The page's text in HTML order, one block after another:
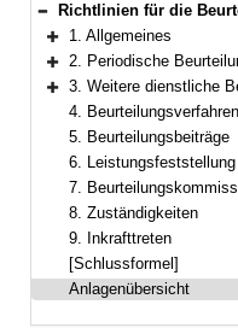
Bereich reduzieren
Richtlinien für die Beurteilung und die Leistungsfeststellung der Beamtinnen
Bereich erweitern
1. Allgemeines
Bereich erweitern
2. Periodische
Bereich erweitern
3. Weitere dienstliche
4. Beurteilungsverfahren
5. Beurteilungsbeiträge
6. Leistungsfeststellung
7.
8. Zuständigkeiten
9. Inkrafttreten
[Schlussformel]
Anlagenübersicht